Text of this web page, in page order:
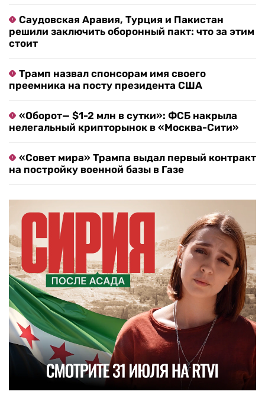
Саудовская Аравия, Турция и Пакистан
решили заключить оборонный пакт: что за этим
стоит
Трамп назвал спонсорам имя своего
преемника на посту президента США
«Оборот— $1-2 млн в сутки»: ФСБ накрыла
нелегальный крипторынок в «Москва-Сити»
«Совет мира» Трампа выдал первый контракт
на постройку военной базы в Газе